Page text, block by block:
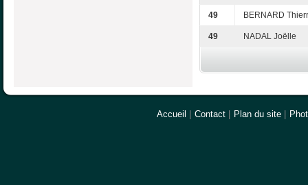
49 BERNARD
49 NADAL Joëlle
Accueil Contact Plan du site